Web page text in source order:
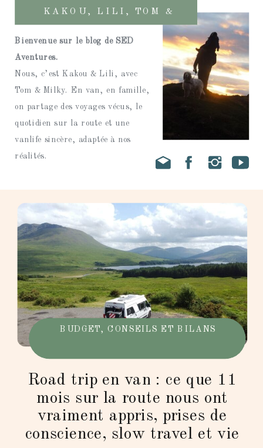
Bienvenue sur le blog de SED
Aventures.
Nous, c’est Kakou & Lili, avec
Tom & Milky. En van, en famille,
on partage des voyages vécus, le
quotidien sur la route et une
vanlife sincère, adaptée à nos
réalités.
KAKOU, LILI, TOM &
MILKY
Road trip en van : ce que 11
mois sur la route nous ont
vraiment appris, prises de
conscience, slow travel et vie
BUDGET, CONSEILS ET BILANS